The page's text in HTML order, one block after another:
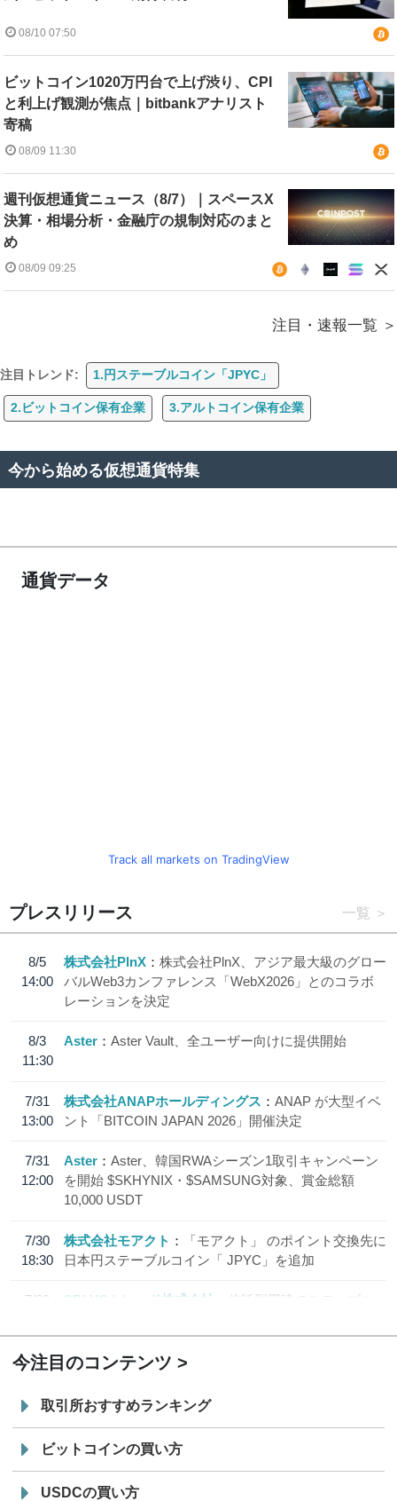
08/10 07:50
ビットコイン1020万円台で上げ渋り、CPI
と利上げ観測が焦点｜bitbankアナリスト
寄稿
08/09 11:30
週刊仮想通貨ニュース（8/7）｜スペースX
決算・相場分析・金融庁の規制対応のまと
め
08/09 09:25
注目・速報一覧
注目トレンド: 1.円ステーブルコイン「JPYC」
2.ビットコイン保有企業 3.アルトコイン保有企業
今から始める仮想通貨特集
通貨データ
Track all markets on TradingView
プレスリリース 一覧
8/5
14:00
株式会社PlnX
株式会社PlnX、アジア最大級のグロー
バルWeb3カンファレンス「WebX2026」とのコラボ
レーションを決定
8/3
11:30
Aster Aster Vault、全ユーザー向けに提供開始
7/31
13:00
株式会社ANAPホールディングス
ANAP が大型イベ
ント「BITCOIN JAPAN 2026」開催決定
7/31
12:00
Aster
Aster、韓国RWAシーズン1取引キャンペーン
を開始 $SKHYNIX・$SAMSUNG対象、賞金総額
10,000 USDT
7/30
18:30
株式会社モアクト
「モアクト」 のポイント交換先に
日本円ステーブルコイン「 JPYC」を追加
7/29
SBI VCトレード株式会社
信託型円建てステーブル
今注目のコンテンツ
取引所おすすめランキング
ビットコインの買い方
USDCの買い方